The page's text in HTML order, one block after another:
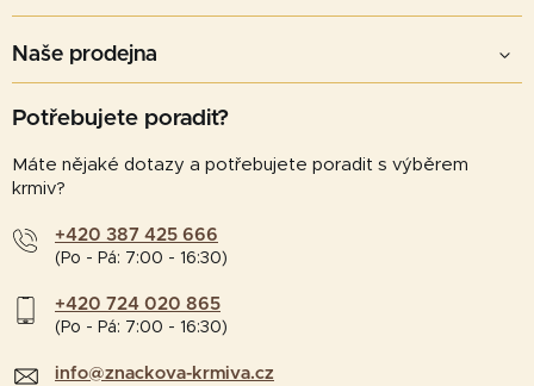
Naše prodejna
Potřebujete poradit?
Máte nějaké dotazy a potřebujete poradit s výběrem
krmiv?
+420 387 425 666
(Po - Pá: 7:00 - 16:30)
+420 724 020 865
(Po - Pá: 7:00 - 16:30)
info@znackova-krmiva.cz